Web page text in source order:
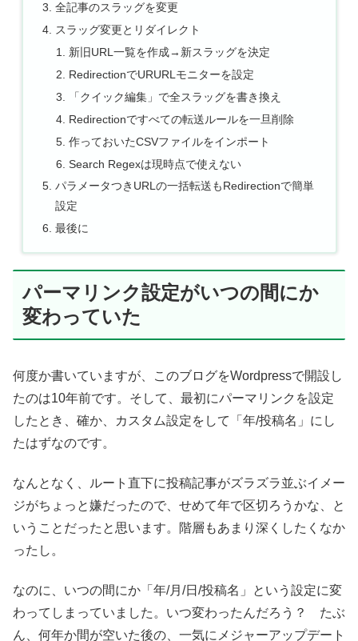
全記事のスラッグを変更
スラッグ変更とリダイレクト
新旧URL一覧を作成→新スラッグを決定
RedirectionでURURLモニターを設定
「クイック編集」で全スラッグを書き換え
Redirectionですべての転送ルールを一旦削除
作っておいたCSVファイルをインポート
Search Regexは現時点で使えない
パラメータつきURLの一括転送もRedirectionで簡単
設定
最後に
パーマリンク設定がいつの間にか
変わっていた
何度か書いていますが、このブログをWordpressで開設し
たのは10年前です。そして、最初にパーマリンクを設定
したとき、確か、カスタム設定をして「年/投稿名」にし
たはずなのです。
なんとなく、ルート直下に投稿記事がズラズラ並ぶイメー
ジがちょっと嫌だったので、せめて年で区切ろうかな、と
いうことだったと思います。階層もあまり深くしたくなか
ったし。
なのに、いつの間にか「年/月/日/投稿名」という設定に変
わってしまっていました。いつ変わったんだろう？ たぶ
ん、何年か間が空いた後の、一気にメジャーアップデート